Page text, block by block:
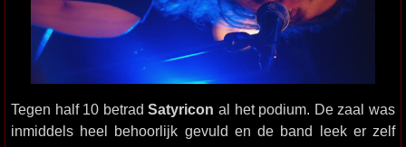
Tegen half 10 betradSatyricon al het podium. De zaal was
inmiddels heel behoorlijk gevuld en de band leek er zelf